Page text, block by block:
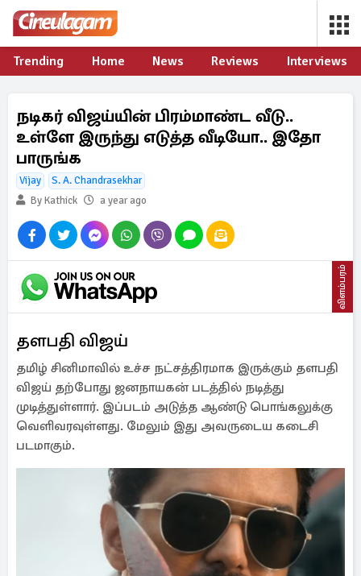
Trending Home News Reviews Interviews
நடிகர் விஜய்யின் பிரம்மாண்ட வீடு..
உள்ளே இருந்து எடுத்த வீடியோ.. இதோ
பாருங்க
Vijay
S. A. Chandrasekhar
By Kathick
a year ago
விளம்பரம்
தளபதி விஜய்
தமிழ் சினிமாவில் உச்ச நட்சத்திரமாக இருக்கும் தளபதி
விஜய் தற்போது ஜனநாயகன் படத்தில் நடித்து
முடித்துள்ளார். இப்படம் அடுத்த ஆண்டு பொங்கலுக்கு
வெளிவரவுள்ளது. மேலும் இது அவருடைய கடைசி
படமாகும்.